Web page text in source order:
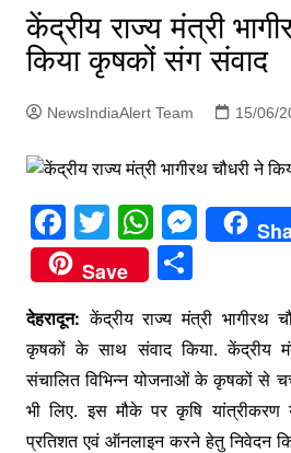
केंद्रीय राज्य मंत्री
किया कृषकों संग संवाद
NewsIndiaAlert Team 15/06/
F
a
c
e
b
o
o
T
w
itt
er
W
h
at
s
A
p
p
M
e
s
e
n
g
Save
S
ar
e
देहरादून: केंद्रीय राज्य मंत्री भागीरथ
कृषकों के साथ संवाद किया. केंद्रीय
संचालित विभिन्न योजनाओं के कृषकों से
भी लिए. इस मौके पर कृषि यांत्रीकरण
प्रतिशत एवं ऑनलाइन करने हेतु निवेदन